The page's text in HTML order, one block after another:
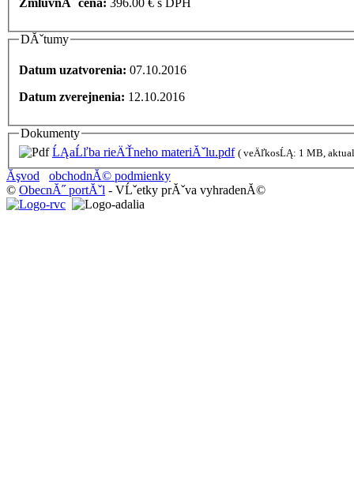
DĂˇtumy
Datum uzatvorenia: 07.10.2016
Datum zverejnenia: 12.10.2016
Dokumenty
ĹĄaĹľba rieÄŤneho materiĂˇlu.pdf
(
Ăşvod
obchodnĂ© podmienky
© ObecnĂ˝ portĂˇl - VĹˇetky prĂˇva vyhradenĂ©